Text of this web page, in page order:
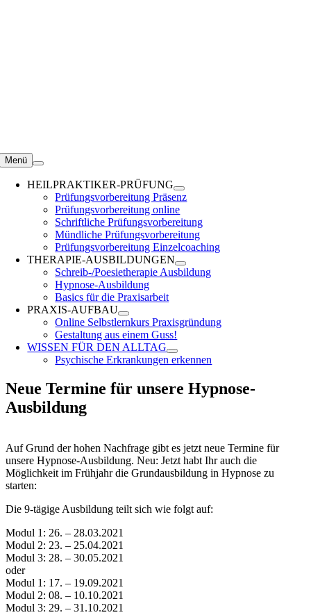
Menü
HEILPRAKTIKER-PRÜFUNG
Prüfungsvorbereitung Präsenz
Prüfungsvorbereitung online
Schriftliche Prüfungsvorbereitung
Mündliche Prüfungsvorbereitung
Prüfungsvorbereitung Einzelcoaching
THERAPIE-AUSBILDUNGEN
Schreib-/Poesietherapie Ausbildung
Hypnose-Ausbildung
Basics für die Praxisarbeit
PRAXIS-AUFBAU
Online Selbstlernkurs Praxisgründung
Gestaltung aus einem Guss!
WISSEN FÜR DEN ALLTAG
Psychische Erkrankungen erkennen
Neue Termine für unsere Hypnose-
Ausbildung
Auf Grund der hohen Nachfrage gibt es jetzt neue Termine für
unsere Hypnose-Ausbildung. Neu: Jetzt habt Ihr auch die
Möglichkeit im Frühjahr die Grundausbildung in Hypnose zu
starten:
Die 9-tägige Ausbildung teilt sich wie folgt auf:
Modul 1: 26. – 28.03.2021
Modul 2: 23. – 25.04.2021
Modul 3: 28. – 30.05.2021
oder
Modul 1: 17. – 19.09.2021
Modul 2: 08. – 10.10.2021
Modul 3: 29. – 31.10.2021